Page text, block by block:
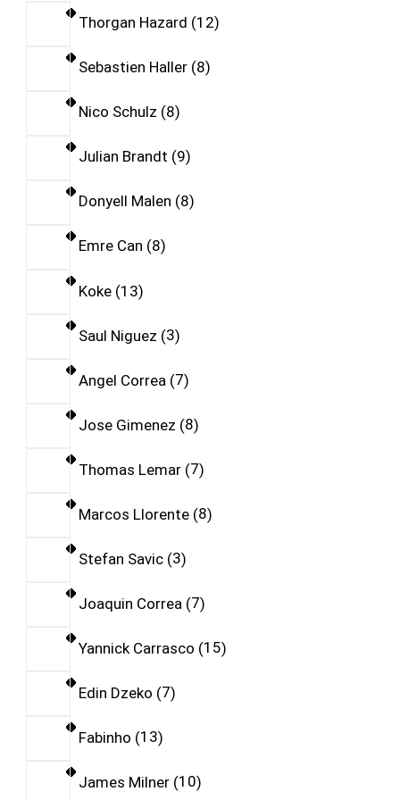
Thorgan Hazard 12
Sebastien Haller 8
Nico Schulz 8
Julian Brandt 9
Donyell Malen 8
Emre Can 8
Koke 13
Saul Niguez 3
Angel Correa 7
Jose Gimenez 8
Thomas Lemar 7
Marcos Llorente 8
Stefan Savic 3
Joaquin Correa 7
Yannick Carrasco 15
Edin Dzeko 7
Fabinho 13
James Milner 10